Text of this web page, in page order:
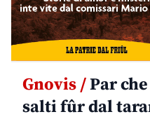
Gnovis /Par
salti fûr dal